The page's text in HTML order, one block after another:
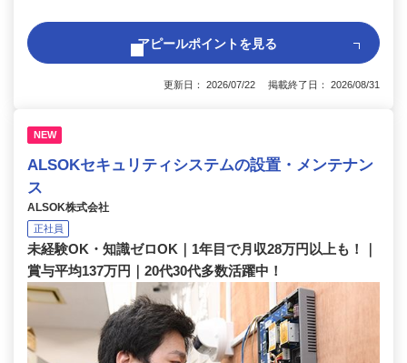
アピールポイントを見る
更新日： 2026/07/22 掲載終了日： 2026/08/31
NEW
ALSOKセキュリティシステムの設置・メンテナン
ス
ALSOK株式会社
正社員
未経験OK・知識ゼロOK｜1年目で月収28万円以上も！｜
賞与平均137万円｜20代30代多数活躍中！